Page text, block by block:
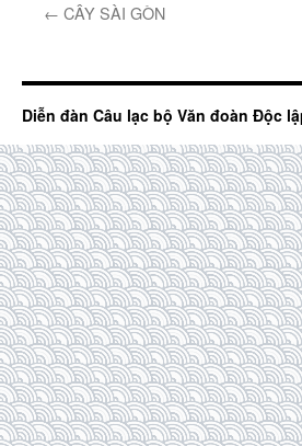
← CÂY SÀI GÒN
Diễn đàn Câu lạc bộ Văn đoàn Độc